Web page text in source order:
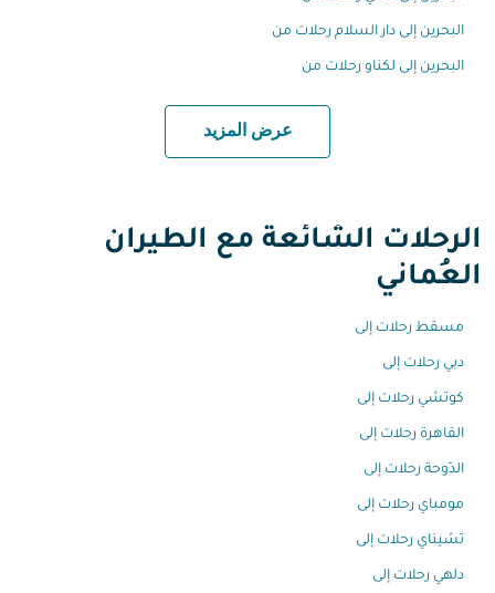
البحرين إلى دار السلام رحلات من
البحرين إلى لكناو رحلات من
عرض المزيد
الرحلات الشائعة مع الطيران
العُماني
مسقط رحلات إلى
دبي رحلات إلى
كوتشي رحلات إلى
القاهرة رحلات إلى
الدّوحة رحلات إلى
مومباي رحلات إلى
تشيناي رحلات إلى
دلهي رحلات إلى